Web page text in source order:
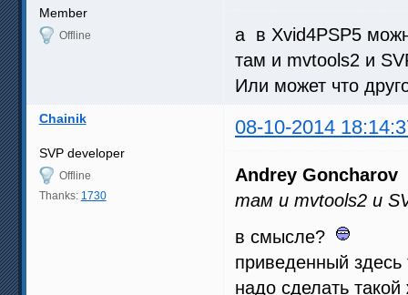
Member
Offline
а в Xvid4PSP5
там и mvtools2 и
Или может что
Chainik 08-10-2014
SVP developer
Offline
Thanks: 1730
Andrey Goncharov
там и mvtools2 и
в смысле?
приведенный здесь
надо сделать